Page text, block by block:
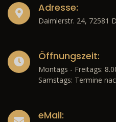
Adresse:
Daimlerstr. 24, 72581
Öffnungszeit:
Montags - Freitags:
Samstags: Termine
eMail: